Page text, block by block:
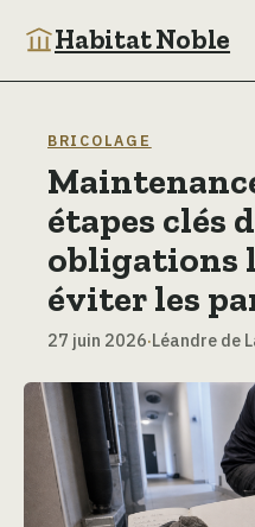
Habitat Noble
Maison
Bricolage
Jardinage
BRICOLAGE
étapes clés
obligations
éviter les
27 juin 2026·Léandre de